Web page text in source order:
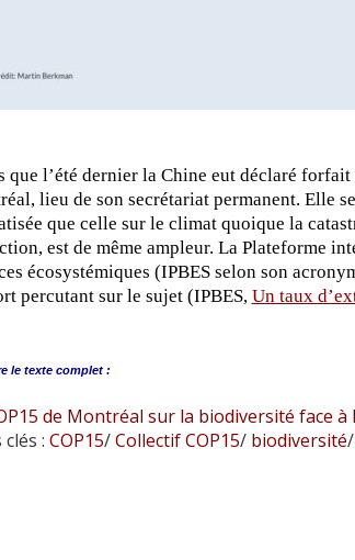
que l’été dernier la Chine eut déclaré
lieu de son secrétariat permanent. Elle
que celle sur le climat quoique la
est de même ampleur. La Plateforme
écosystémiques (IPBES selon son
percutant sur le sujet (IPBES, Un taux
le texte complet :
de Montréal sur la biodiversité face
: COP15/Collectif COP15/biodiversité/